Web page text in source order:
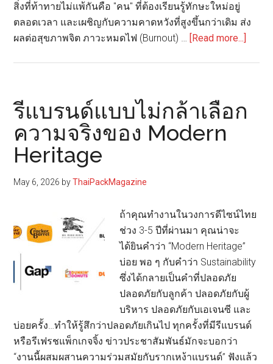
สิ่งที่ท้าทายไม่แพ้กันคือ "คน" ที่ต้องเรียนรู้ทักษะใหม่อยู่
ตลอดเวลา และเผชิญกับความคาดหวังที่สูงขึ้นกว่าเดิม ส่ง
ผลต่อสุขภาพจิต ภาวะหมดไฟ (Burnout) …
[Read more...]
BG
ลงทุน
being
ที่
เคย
รีแบรนด์แบบไม่กล้าเลือก
ความจริงของ Modern
Heritage
May 6, 2026 byThaiPackMagazine
ถ้าคุณทำงานในวงการดีไซน์ไทย
ช่วง 3-5 ปีที่ผ่านมา คุณน่าจะ
ได้ยินคำว่า “Modern Heritage”
บ่อย พอ ๆ กับคำว่า Sustainability
ซึ่งได้กลายเป็นคำที่ปลอดภัย
ปลอดภัยกับลูกค้า ปลอดภัยกับผู้
บริหาร ปลอดภัยกับเอเจนซี และ
บ่อยครั้ง…ทำให้รู้สึกว่าปลอดภัยเกินไป ทุกครั้งที่มีรีแบรนด์
หรือรีเฟรชแพ็กเกจจิ้ง ข่าวประชาสัมพันธ์มักจะบอกว่า
“งานนี้ผสมผสานความร่วมสมัยกับรากเหง้าแบรนด์” ฟังแล้ว